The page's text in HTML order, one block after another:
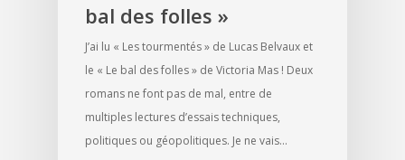
bal des folles »
J’ai lu « Les tourmentés » de Lucas Belvaux et
le « Le bal des folles » de Victoria Mas ! Deux
romans ne font pas de mal, entre de
multiples lectures d’essais techniques,
politiques ou géopolitiques. Je ne vais…